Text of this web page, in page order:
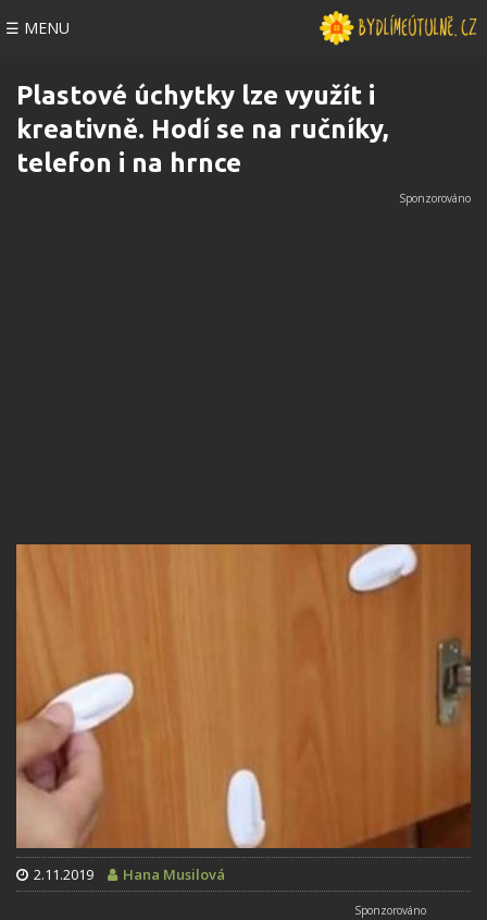
☰ MENU
Plastové úchytky lze využít i
kreativně. Hodí se na ručníky,
telefon i na hrnce
2.11.2019 Hana Musilová